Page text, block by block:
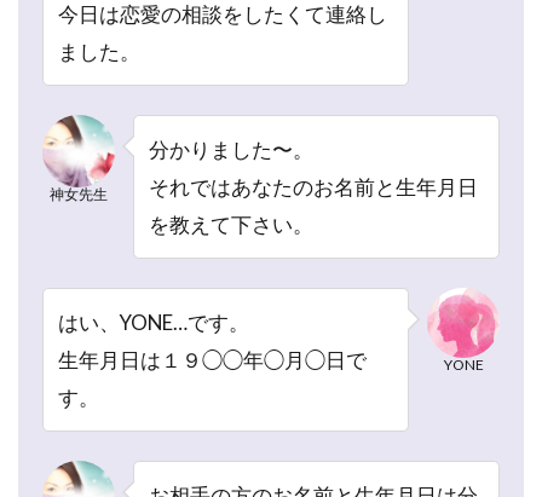
1.4
その他
相談
1.5
鑑定
終了
神女
先生
定体
験の
め
今日は恋愛の相談をしたくて連絡し
ました。
神女先生
分かりました〜。
それではあなたのお名前と生年月日
を教えて下さい。
YONE
はい、YONE…です。
生年月日は１９◯◯年◯月◯日で
す。